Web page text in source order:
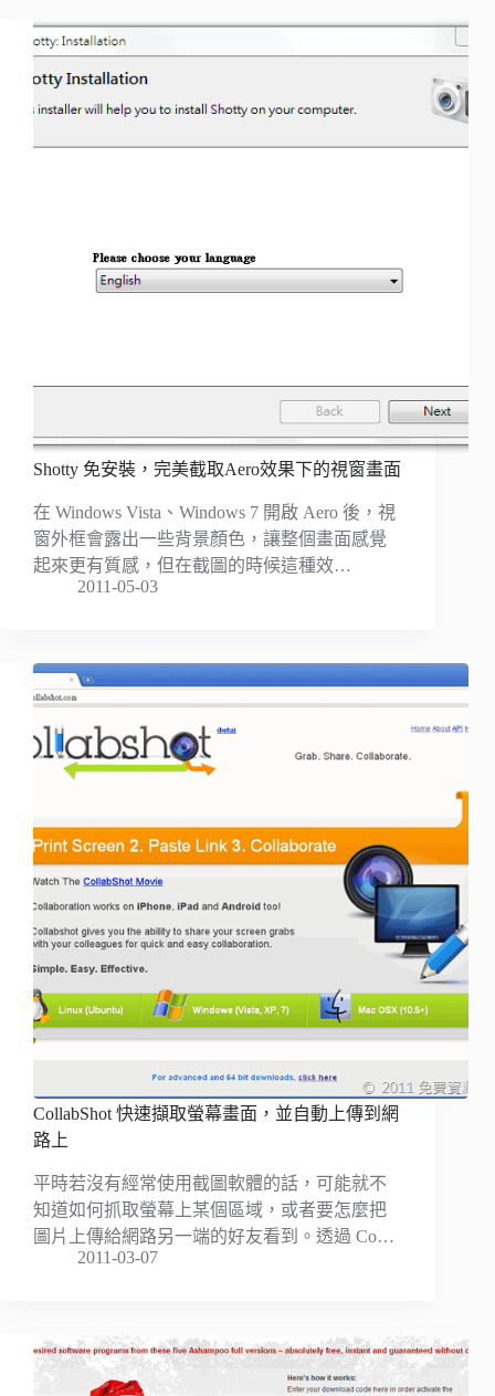
Shotty 免安裝，完美截取Aero效果下的視窗畫面
在 Windows Vista、Windows 7 開啟 Aero 後，視
窗外框會露出一些背景顏色，讓整個畫面感覺
起來更有質感，但在截圖的時候這種效…
2011-05-03
CollabShot 快速擷取螢幕畫面，並自動上傳到網
路上
平時若沒有經常使用截圖軟體的話，可能就不
知道如何抓取螢幕上某個區域，或者要怎麼把
圖片上傳給網路另一端的好友看到。透過 Co…
2011-03-07